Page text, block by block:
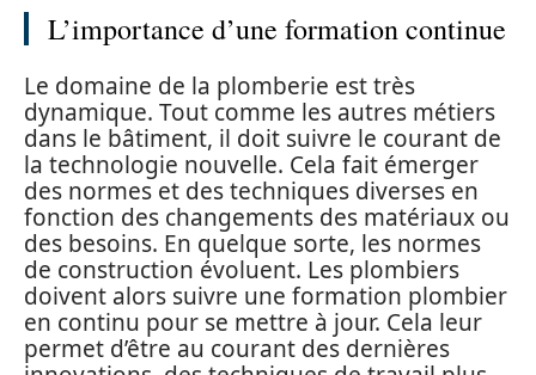
L’importance d’une formation continue
Le domaine de la plomberie est très
dynamique. Tout comme les autres métiers
dans le bâtiment, il doit suivre le courant de
la technologie nouvelle. Cela fait émerger
des normes et des techniques diverses en
fonction des changements des matériaux ou
des besoins. En quelque sorte, les normes
de construction évoluent. Les plombiers
doivent alors suivre une formation plombier
en continu pour se mettre à jour. Cela leur
permet d’être au courant des dernières